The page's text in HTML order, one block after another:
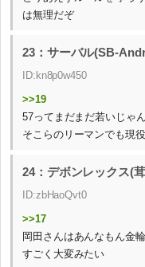
は無理だぞ
23：サーバル(SB-
ID:kn8p0w450
>>19
57ってまだまだ若いじゃん
そこらのリーマンでも現
24：デボンレックス(
ID:zbHaoQvt0
>>17
岡田さんはあんなもん金
すごく大変みたい